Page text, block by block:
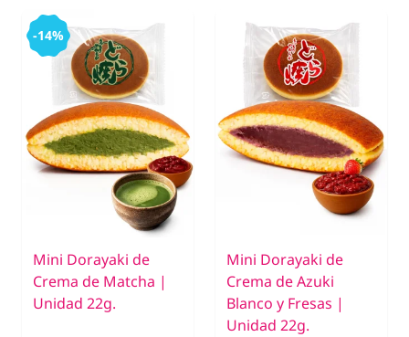
-14%
Mini Dorayaki de
Crema de Matcha |
Unidad 22g.
Mini Dorayaki de
Crema de Azuki
Blanco y Fresas |
Unidad 22g.